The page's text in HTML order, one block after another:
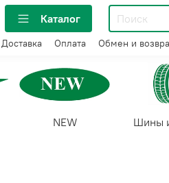
Каталог
Доставка Оплата Обмен и
NEW Шины